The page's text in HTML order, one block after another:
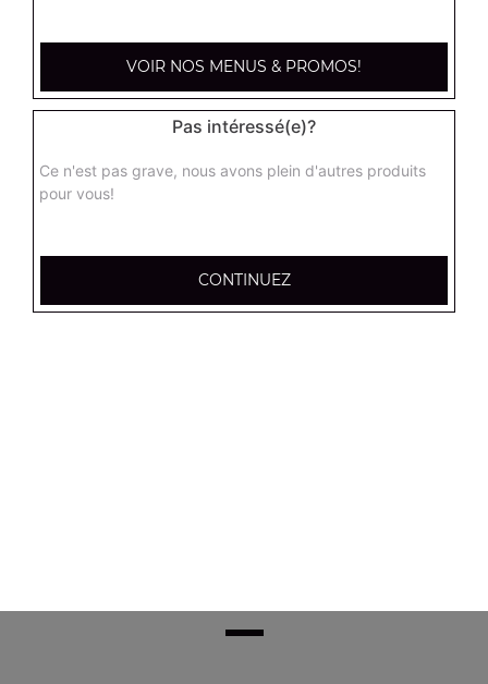
8.90€
VOIR NOS MENUS & PROMOS!
Pas intéressé(e)?
Ce n'est pas grave, nous avons plein d'autres produits
pour vous!
CONTINUEZ